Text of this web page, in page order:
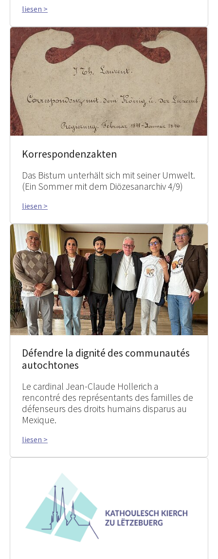
liesen >
Korrespondenzakten
Das Bistum unterhält sich mit seiner Umwelt.
(Ein Sommer mit dem Diözesanarchiv 4/9)
liesen >
Défendre la dignité des communautés
autochtones
Le cardinal Jean-Claude Hollerich a
rencontré des représentants des familles de
défenseurs des droits humains disparus au
Mexique.
liesen >